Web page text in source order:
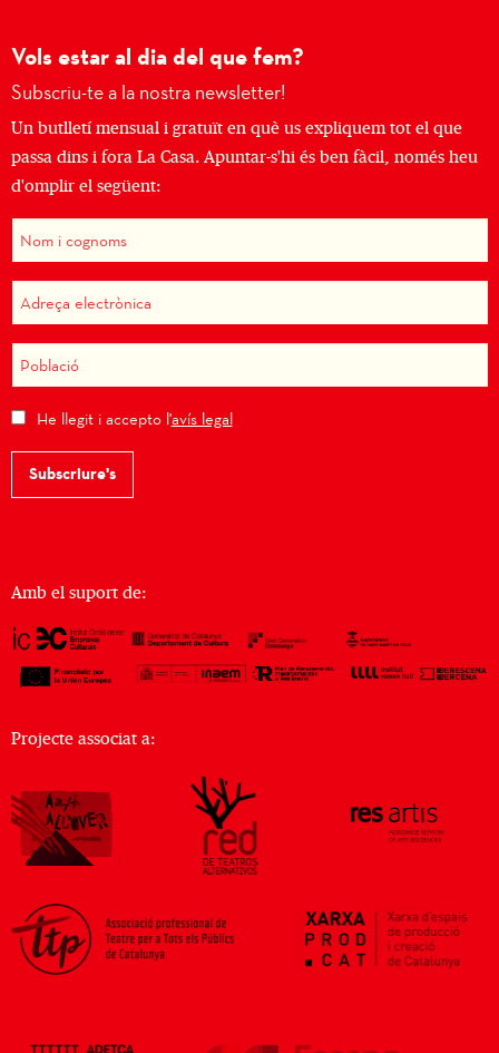
Vols estar al dia del que fem?
Subscriu-te a la nostra newsletter!
Un butlletí mensual i gratuït en què us expliquem tot el que
passa dins i fora La Casa. Apuntar-s'hi és ben fàcil, només heu
d'omplir el següent:
He llegit i accepto l'avís legal
Subscriure's
Amb el suport de:
Projecte associat a: